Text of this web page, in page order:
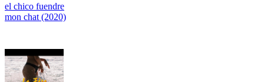
el chico fuendre
mon chat (2020)